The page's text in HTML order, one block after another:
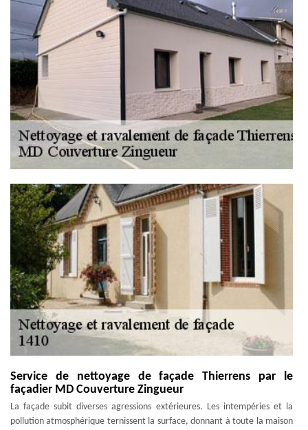
Service de nettoyage de façade Thierrens par le
façadier MD Couverture Zingueur
La façade subit diverses agressions extérieures. Les intempéries et la
pollution atmosphérique ternissent la surface, donnant à toute la maison